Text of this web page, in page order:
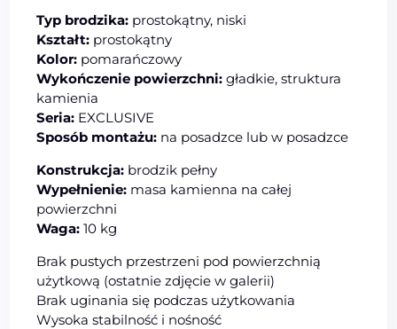
Typ brodzika: prostokątny, niski
Kształt: prostokątny
Kolor: pomarańczowy
Wykończenie powierzchni: gładkie, struktura
kamienia
Seria: EXCLUSIVE
Sposób montażu: na posadzce lub w posadzce
Konstrukcja: brodzik pełny
Wypełnienie: masa kamienna na całej
powierzchni
Waga: 10 kg
Brak pustych przestrzeni pod powierzchnią
użytkową (ostatnie zdjęcie w galerii)
Brak uginania się podczas użytkowania
Wysoka stabilność i nośność